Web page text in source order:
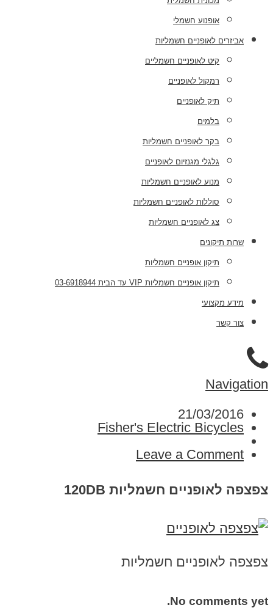
אופנוע חשמלי
אביזרים לאופניים חשמליות
קיט לאופניים חשמליים
רמקול לאופניים
תיק לאופניים
בלמים
בקר לאופניים חשמליות
גלגלי מגנזיום לאופניים
מנוע לאופניים חשמליות
סוללות לאופניים חשמליות
צג לאופניים חשמליות
שרות תיקונים
תיקון אופניים חשמליות
תיקון אופניים חשמליות VIP עד הבית 03-6918944
מידע מקצועי
צור קשר
Navigation
21/03/2016
Fisher's Electric Bicycles
Leave a Comment
צפצפה לאופניים חשמליות 120DB
צפצפה לאופניים חשמליות
No comments yet.